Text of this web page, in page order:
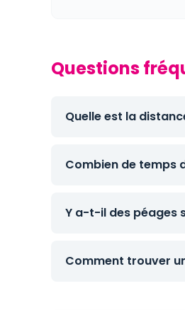
Questions
Quelle est la
Combien de temps
Y a-t-il des péages
Comment trouver